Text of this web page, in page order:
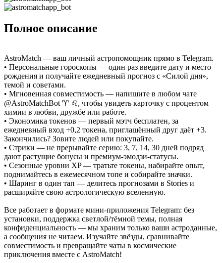
Полное описание
AstroMatch — ваш личный астропомощник прямо в Telegram.
• Персональные гороскопы — один раз введите дату и место
рождения и получайте ежедневный прогноз с «Силой дня»,
темой и советами.
• Мгновенная совместимость — напишите в любом чате
@AstroMatchBot ♈ ♌, чтобы увидеть карточку с процентом
химии в любви, дружбе или работе.
• Экономика токенов — первый мэтч бесплатен, за
ежедневный вход +0,2 токена, приглашённый друг даёт +3.
Закончились? Зовите людей или покупайте.
• Стрики — не прерывайте серию: 3, 7, 14, 30 дней подряд
дают растущие бонусы и премиум-эмодзи-статусы.
• Сезонные уровни XP — тратьте токены, набирайте опыт,
поднимайтесь в ежемесячном топе и собирайте значки.
• Шаринг в один тап — делитесь прогнозами в Stories и
расширяйте свою астрологическую вселенную.
Все работает в формате мини-приложения Telegram: без
установки, поддержка светлой/тёмной темы, полная
конфиденциальность — мы храним только ваши астроданные,
а сообщения не читаем. Изучайте звёзды, сравнивайте
совместимость и превращайте чаты в космические
приключения вместе с AstroMatch!